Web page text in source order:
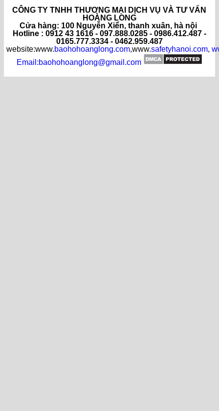
CÔNG TY TNHH THƯƠNG MẠI DỊCH VỤ VÀ TƯ VẤN
HOÀNG LONG
Cửa hàng: 100 Nguyễn Xiển, thanh xuân, hà nội
Hotline : 0912 43 1616 - 097.888.0285 - 0986.412.487 -
0165.777.3334 - 0462.959.487
website:www.baohohoanglong.com,www.safetyhanoi.com,
Email:baohohoanglong@gmail.com